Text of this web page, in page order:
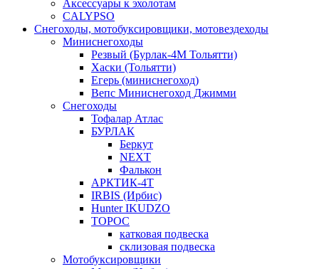
Аксессуары к эхолотам
CALYPSO
Снегоходы, мотобуксировщики, мотовездеходы
Миниснегоходы
Резвый (Бурлак-4М Тольятти)
Хаски (Тольятти)
Егерь (миниснегоход)
Вепс Миниснегоход Джимми
Снегоходы
Тофалар Атлас
БУРЛАК
Беркут
NEXT
Фалькон
АРКТИК-4Т
IRBIS (Ирбис)
Hunter IKUDZO
ТОРОС
катковая подвеска
склизовая подвеска
Мотобуксировщики